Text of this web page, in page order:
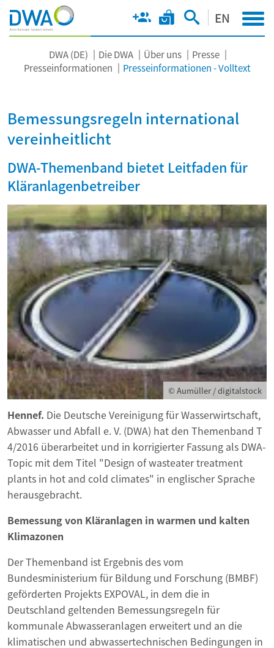
EN
DWA (DE) Die DWA Über uns
Presse
Presseinformationen
Presseinformationen - Volltext
Bemessungsregeln international
vereinheitlicht
DWA-Themenband bietet Leitfaden für
Kläranlagenbetreiber
© Aumüller / digitalstock
Hennef. Die Deutsche Vereinigung für Wasserwirtschaft,
Abwasser und Abfall e. V. (DWA) hat den Themenband T
4/2016 überarbeitet und in korrigierter Fassung als DWA-
Topic mit dem Titel "Design of wasteater treatment
plants in hot and cold climates" in englischer Sprache
herausgebracht.
Bemessung von Kläranlagen in warmen und kalten
Klimazonen
Der Themenband ist Ergebnis des vom
Bundesministerium für Bildung und Forschung (BMBF)
geförderten Projekts EXPOVAL, in dem die in
Deutschland geltenden Bemessungsregeln für
kommunale Abwasseranlagen erweitert und an die
klimatischen und abwassertechnischen Bedingungen in